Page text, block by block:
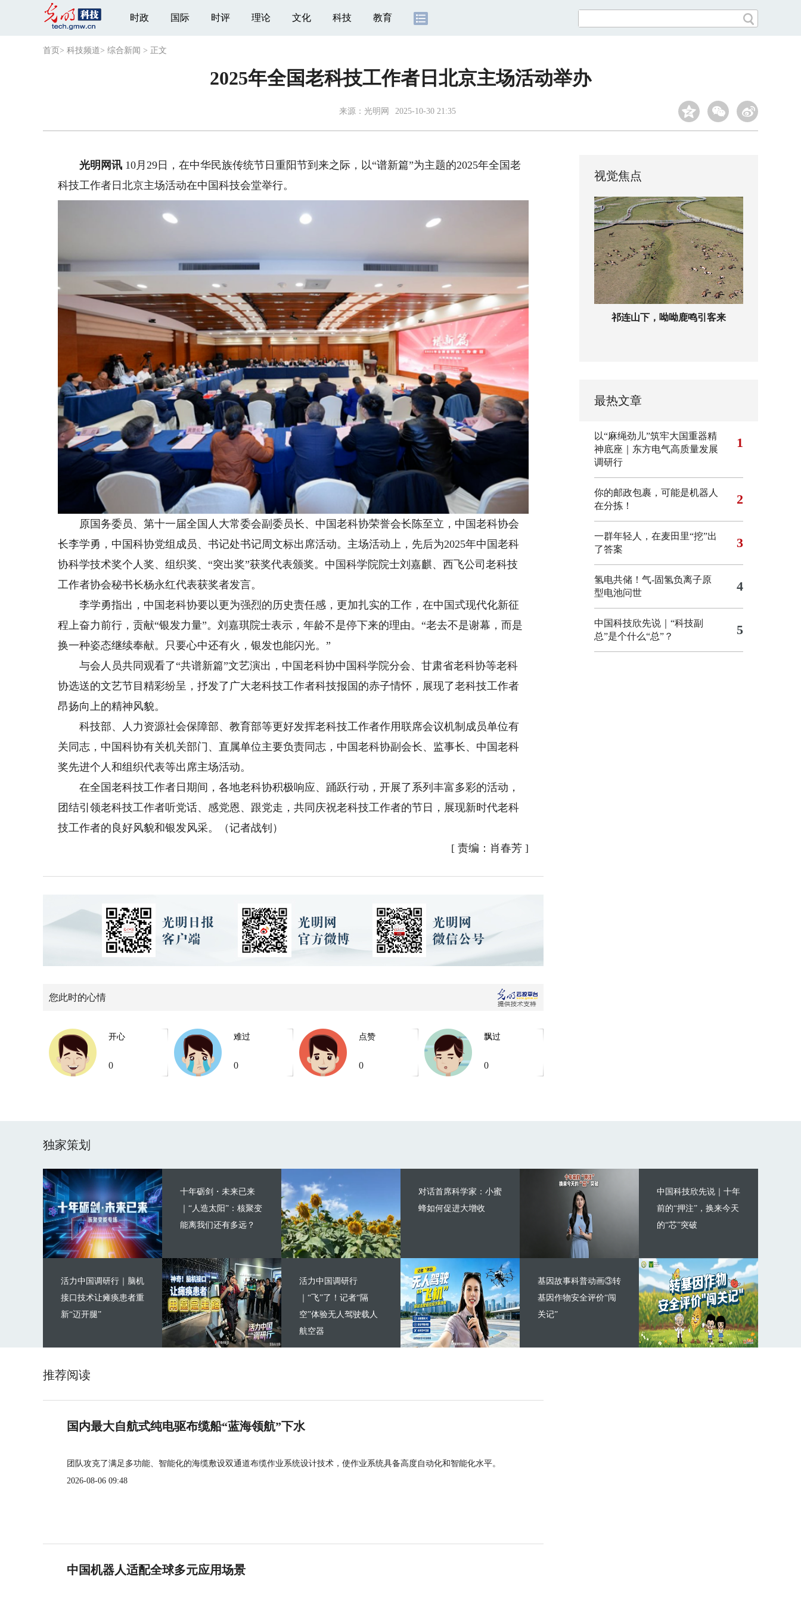
时政 国际 时评 理论 文化 科技 教育
首页 > 科技频道> 综合新闻 > 正文
2025年全国老科技工作者日北京主场活动举办
来源： 光明网 2025-10-30 21:35
光明网讯 10月29日，在中华民族传统节日重阳节到来之际，以“谱新篇”为主题的2025年全国老
科技工作者日北京主场活动在中国科技会堂举行。
原国务委员、第十一届全国人大常委会副委员长、中国老科协荣誉会长陈至立，中国老科协会
长李学勇，中国科协党组成员、书记处书记周文标出席活动。主场活动上，先后为2025年中国老科
协科学技术奖个人奖、组织奖、“突出奖”获奖代表颁奖。中国科学院院士刘嘉麒、西飞公司老科技
工作者协会秘书长杨永红代表获奖者发言。
李学勇指出，中国老科协要以更为强烈的历史责任感，更加扎实的工作，在中国式现代化新征
程上奋力前行，贡献“银发力量”。刘嘉琪院士表示，年龄不是停下来的理由。“老去不是谢幕，而是
换一种姿态继续奉献。只要心中还有火，银发也能闪光。”
与会人员共同观看了“共谱新篇”文艺演出，中国老科协中国科学院分会、甘肃省老科协等老科
协选送的文艺节目精彩纷呈，抒发了广大老科技工作者科技报国的赤子情怀，展现了老科技工作者
昂扬向上的精神风貌。
科技部、人力资源社会保障部、教育部等更好发挥老科技工作者作用联席会议机制成员单位有
关同志，中国科协有关机关部门、直属单位主要负责同志，中国老科协副会长、监事长、中国老科
奖先进个人和组织代表等出席主场活动。
在全国老科技工作者日期间，各地老科协积极响应、踊跃行动，开展了系列丰富多彩的活动，
团结引领老科技工作者听党话、感党恩、跟党走，共同庆祝老科技工作者的节日，展现新时代老科
技工作者的良好风貌和银发风采。（记者战钊）
[ 责编：肖春芳 ]
您此时的心情
开心
0
难过
0
点赞
0
飘过
0
视觉焦点
祁连山下，呦呦鹿鸣引客来
最热文章
以“麻绳劲儿”筑牢大国重器精
神底座｜东方电气高质量发展
调研行
1
你的邮政包裹，可能是机器人
在分拣！
2
一群年轻人，在麦田里“挖”出
了答案
3
氢电共储！气-固氢负离子原
型电池问世
4
中国科技欣先说｜“科技副
总”是个什么“总”？
5
独家策划
十年砺剑・未来已来
｜“人造太阳”：核聚变
能离我们还有多远？
活力中国调研行｜脑机
接口技术让瘫痪患者重
新“迈开腿”
对话首席科学家：小蜜
蜂如何促进大增收
活力中国调研行
｜“飞”了！记者“隔
空”体验无人驾驶载人
航空器
中国科技欣先说｜十年
前的“押注”，换来今天
的“芯”突破
基因故事科普动画③转
基因作物安全评价“闯
关记”
推荐阅读
国内最大自航式纯电驱布缆船“蓝海领航”下水
团队攻克了满足多功能、智能化的海缆敷设双通道布缆作业系统设计技术，使作业系统具备高度自动化和智能化水平。
2026-08-06 09:48
中国机器人适配全球多元应用场景